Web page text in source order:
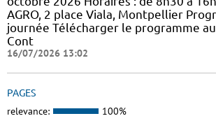
AGRO, 2 place Viala, Montpellier
journée Télécharger le programme
Cont
16/07/2026 13:02
PAGES
relevance: 100%